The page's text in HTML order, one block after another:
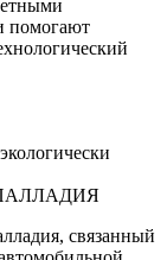
помогают
связанный